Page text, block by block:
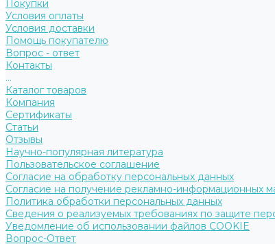
Покупки
Условия оплаты
Условия доставки
Помощь покупателю
Вопрос - ответ
Контакты
...
Каталог товаров
Компания
Сертификаты
Статьи
Отзывы
Научно-популярная литература
Пользовательское соглашение
Согласие на обработку персональных данных
Согласие на получение рекламно-информационных
Политика обработки персональных данных
Сведения о реализуемых требованиях по защите
Уведомление об использовании файлов COOKIE
Вопрос-Ответ